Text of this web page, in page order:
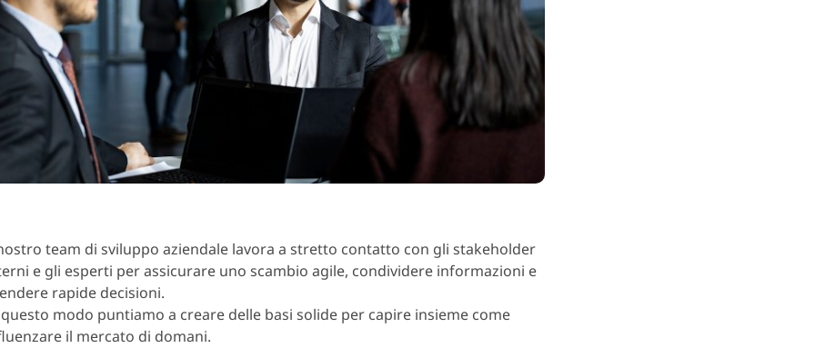
team di sviluppo aziendale lavora a stretto contatto con gli stakeholder
e gli esperti per assicurare uno scambio agile, condividere informazioni e
rapide decisioni.
modo puntiamo a creare delle basi solide per capire insieme come
il mercato di domani.